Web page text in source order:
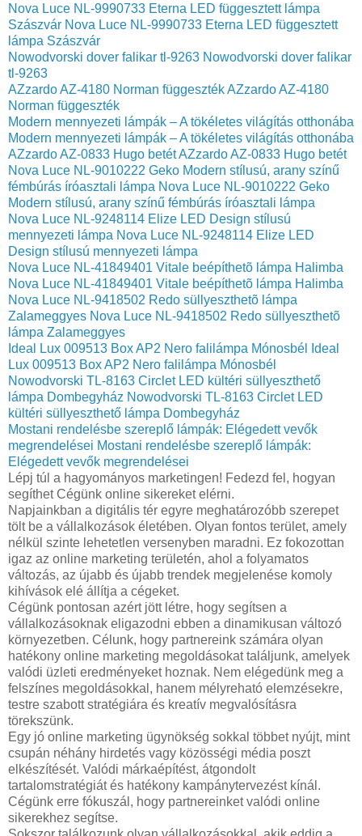
Nova Luce NL-9990733 Eterna LED függesztett lámpa
Szászvár Nova Luce NL-9990733 Eterna LED függesztett
lámpa Szászvár
Nowodvorski dover falikar tl-9263 Nowodvorski dover falikar
tl-9263
AZzardo AZ-4180 Norman függesztékAZzardo AZ-4180
Norman függeszték
Modern mennyezeti lámpák – A tökéletes világítás otthonába
Modern mennyezeti lámpák – A tökéletes világítás otthonába
AZzardo AZ-0833 Hugo betétAZzardo AZ-0833 Hugo betét
Nova Luce NL-9010222 Geko Modern stílusú, arany színű
fémbúrás íróasztali lámpa Nova Luce NL-9010222 Geko
Modern stílusú, arany színű fémbúrás íróasztali lámpa
Nova Luce NL-9248114 Elize LED Design stílusú
mennyezeti lámpa Nova Luce NL-9248114 Elize LED
Design stílusú mennyezeti lámpa
Nova Luce NL-41849401 Vitale beépíthetõ lámpa Halimba
Nova Luce NL-41849401 Vitale beépíthetõ lámpa Halimba
Nova Luce NL-9418502 Redo süllyeszthetõ lámpa
Zalameggyes Nova Luce NL-9418502 Redo süllyeszthetõ
lámpa Zalameggyes
Ideal Lux 009513 Box AP2 Nero falilámpa Mónosbél
Ideal
Lux 009513 Box AP2 Nero falilámpa Mónosbél
Nowodvorski TL-8163 Circlet LED kültéri süllyeszthető
lámpa Dombegyház Nowodvorski TL-8163 Circlet LED
kültéri süllyeszthető lámpa Dombegyház
Mostani rendelésbe szereplő lámpák: Elégedett vevők
megrendelései Mostani rendelésbe szereplő lámpák:
Elégedett vevők megrendelései
Lépj túl a hagyományos marketingen! Fedezd fel, hogyan
segíthet Cégünk online sikereket elérni.
Napjainkban a digitális tér egyre meghatározóbb szerepet
tölt be a vállalkozások életében. Olyan fontos terület, amely
nélkül szinte lehetetlen versenyben maradni. Ez fokozottan
igaz az online marketing területén, ahol a folyamatos
változás, az újabb és újabb trendek megjelenése komoly
kihívások elé állítja a cégeket.
Cégünk pontosan azért jött létre, hogy segítsen a
vállalkozásoknak eligazodni ebben a dinamikusan változó
környezetben. Célunk, hogy partnereink számára olyan
hatékony online marketing megoldásokat találjunk, amelyek
valódi üzleti eredményeket hoznak. Nem elégedünk meg a
felszínes megoldásokkal, hanem mélyreható elemzésekre,
testre szabott stratégiára és kreatív megvalósításra
törekszünk.
Egy jó online marketing ügynökség sokkal többet nyújt, mint
csupán néhány hirdetés vagy közösségi média poszt
elkészítését. Valódi márkaépítést, átgondolt
tartalomstratégiát és hatékony kampánytervezést kínál.
Cégünk erre fókuszál, hogy partnereinket valódi online
sikerekhez segítse.